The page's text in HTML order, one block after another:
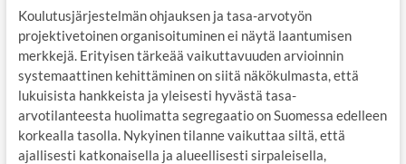
Koulutusjärjestelmän ohjauksen ja tasa-arvotyön
projektivetoinen organisoituminen ei näytä laantumisen
merkkejä. Erityisen tärkeää vaikuttavuuden arvioinnin
systemaattinen kehittäminen on siitä näkökulmasta, että
lukuisista hankkeista ja yleisesti hyvästä tasa-
arvotilanteesta huolimatta segregaatio on Suomessa edelleen
korkealla tasolla. Nykyinen tilanne vaikuttaa siltä, että
ajallisesti katkonaisella ja alueellisesti sirpaleisella,